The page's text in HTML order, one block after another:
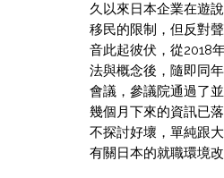
久以來日本企業在遊
移民的限制，但反對
音此起彼伏，從2018
法與概念後，隨即同
會議，參議院通過了
幾個月下來的資訊已
不探討好壞，單純跟
有關日本的就職環境改